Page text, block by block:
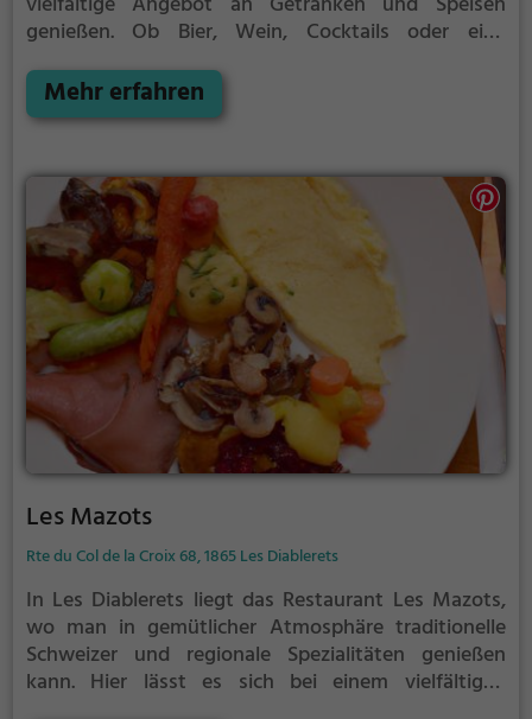
genießen. Ob Bier, Wein, Cocktails oder eine
Spezialitäten, hier findet man für jeden Geschmack
etwas. Besonders zu empfehlen sind die leckeren
ausgiebigen Brunch ist das Restaurant eine gute
Wahl. Das Ambiente ist gemütlich und einladend,
perfekt für einen entspannten Abend mit Freunden
oder einem romantischen Essen zu zweit.
Mehr erfahren
Les Mazots
Rte du Col de la Croix 68, 1865 Les Diablerets
In Les Diablerets liegt das Restaurant Les Mazots,
wo man in gemütlicher Atmosphäre traditionelle
Schweizer und regionale Spezialitäten genießen
kann. Hier lässt es sich bei einem vielfältigen